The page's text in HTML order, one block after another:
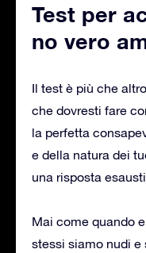
Test per
no vero
Il test è più che
che dovresti fare
la perfetta
e della natura dei
una risposta
Mai come quando
stessi siamo nudi e